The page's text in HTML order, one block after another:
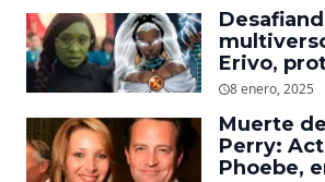
Erivo,
‘Wicked’,
8 enero, 2025
Muerte
Perry:
Phoebe,